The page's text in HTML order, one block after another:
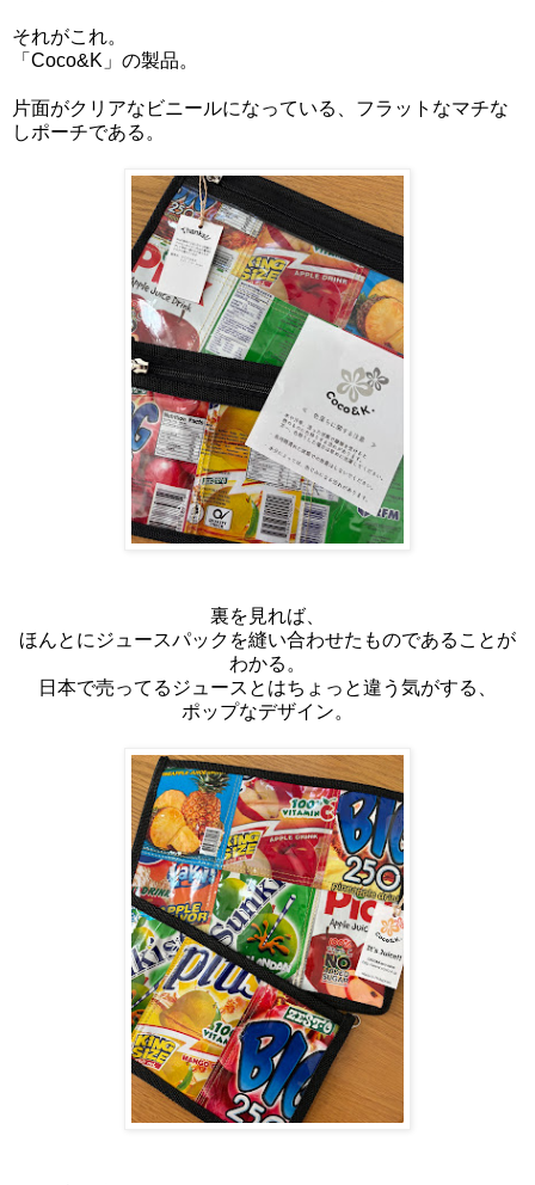
それがこれ。
「Coco&K」の製品。
片面がクリアなビニールになっている、フラットなマチな
しポーチである。
裏を見れば、
ほんとにジュースパックを縫い合わせたものであることが
わかる。
日本で売ってるジュースとはちょっと違う気がする、
ポップなデザイン。